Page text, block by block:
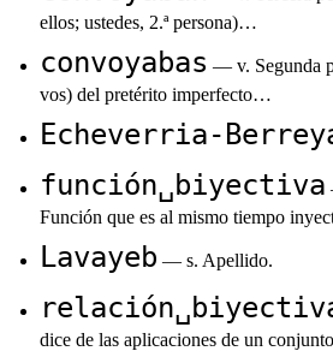
ellos; ustedes, 2.ª persona)…
convoyabas — v. Segunda
vos) del pretérito imperfecto…
Echeverria-
función␣biyectiva
Función que es al mismo tiempo
Lavayeb — s. Apellido.
dice de las aplicaciones de un